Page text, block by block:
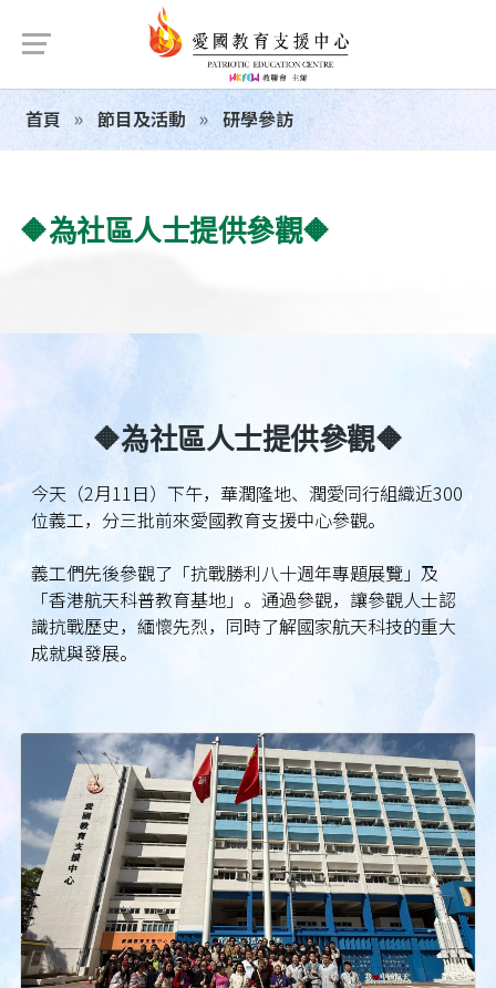
首頁 節目及活動 研學參訪
🔶為社區人士提供參觀🔶
🔶為社區人士提供參觀🔶
今天（2月11日）下午，華潤隆地、潤愛同行組織近300
位義工，分三批前來愛國教育支援中心參觀。
義工們先後參觀了「抗戰勝利八十週年專題展覽」及
「香港航天科普教育基地」。通過參觀，讓參觀人士認
識抗戰歷史，緬懷先烈，同時了解國家航天科技的重大
成就與發展。